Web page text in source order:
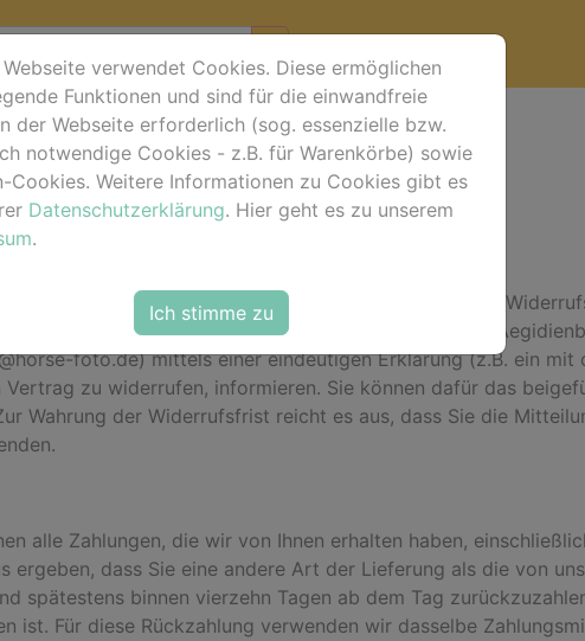
von Gründen diesen Vertrag zu widerrufen. Die
auszuüben, müssen Sie uns (Roberto Robaldo,
foto.de) mittels einer eindeutigen Erklärung (z.B. ein mit
zu widerrufen, informieren. Sie können dafür das
Wahrung der Widerrufsfrist reicht es aus, dass Sie die
alle Zahlungen, die wir von Ihnen erhalten haben,
ergeben, dass Sie eine andere Art der Lieferung als die von
spätestens binnen vierzehn Tagen ab dem Tag
ist. Für diese Rückzahlung verwenden wir dasselbe
Webseite verwendet Cookies. Diese ermöglichen
Funktionen und sind für die einwandfreie
der Webseite erforderlich (sog. essenzielle bzw.
notwendige Cookies - z.B. für Warenkörbe) sowie
Cookies. Weitere Informationen zu Cookies gibt es
Datenschutzerklärung. Hier geht es zu unserem
.
Ich stimme zu